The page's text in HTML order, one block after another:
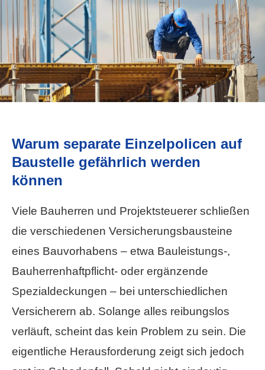
Warum separate Einzelpolicen auf
Baustelle gefährlich werden
können
Viele Bauherren und Projektsteuerer schließen
die verschiedenen Versicherungsbausteine
eines Bauvorhabens – etwa Bauleistungs-,
Bau­herren­haft­pflicht- oder ergänzende
Spezialdeckungen – bei unterschiedlichen
Versicherern ab. Solange alles reibungslos
verläuft, scheint das kein Problem zu sein. Die
eigentliche Herausforderung zeigt sich jedoch